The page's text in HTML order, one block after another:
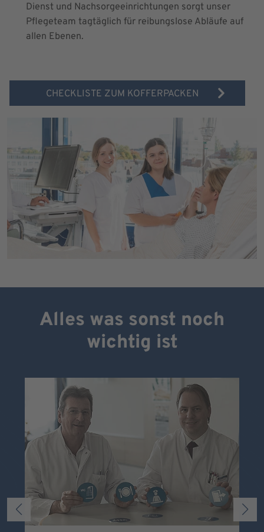
Dienst und Nachsorgeeinrichtungen sorgt unser
Pflegeteam tagtäglich für reibungslose Abläufe auf
allen Ebenen.
CHECKLISTE ZUM KOFFERPACKEN
Alles was sonst noch
wichtig ist